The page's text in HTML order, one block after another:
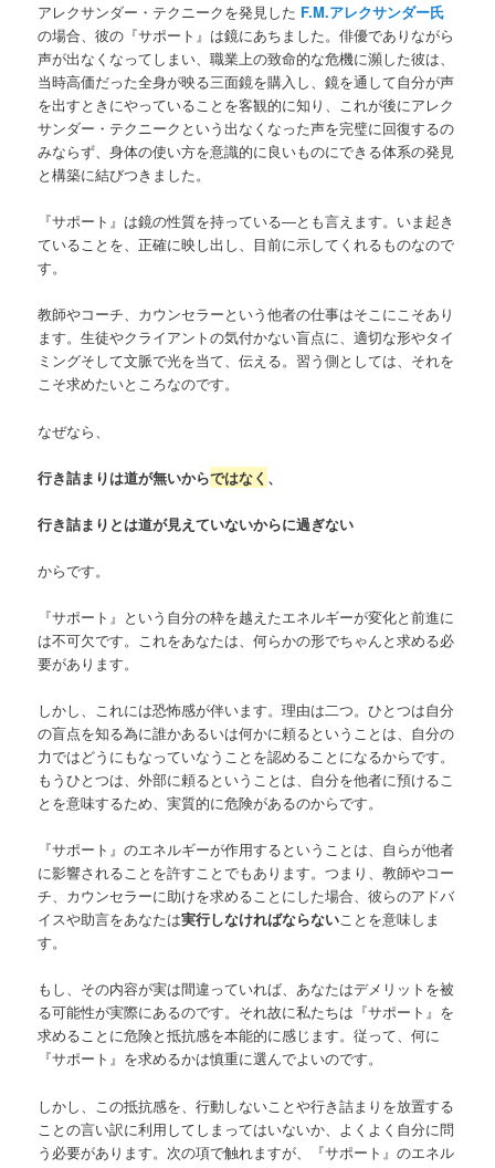
アレクサンダー・テクニークを発見した F.M.アレクサンダー氏
の場合、彼の『サポート』は鏡にあちました。俳優でありながら
声が出なくなってしまい、職業上の致命的な危機に瀕した彼は、
当時高価だった全身が映る三面鏡を購入し、鏡を通して自分が声
を出すときにやっていることを客観的に知り、これが後にアレク
サンダー・テクニークという出なくなった声を完璧に回復するの
みならず、身体の使い方を意識的に良いものにできる体系の発見
と構築に結びつきました。
『サポート』は鏡の性質を持っている―とも言えます。いま起き
ていることを、正確に映し出し、目前に示してくれるものなので
す。
教師やコーチ、カウンセラーという他者の仕事はそこにこそあり
ます。生徒やクライアントの気付かない盲点に、適切な形やタイ
ミングそして文脈で光を当て、伝える。習う側としては、それを
こそ求めたいところなのです。
なぜなら、
行き詰まりは道が無いからではなく 、
行き詰まりとは道が見えていないからに過ぎない
からです。
『サポート』という自分の枠を越えたエネルギーが変化と前進に
は不可欠です。これをあなたは、何らかの形でちゃんと求める必
要があります。
しかし、これには恐怖感が伴います。理由は二つ。ひとつは自分
の盲点を知る為に誰かあるいは何かに頼るということは、自分の
力ではどうにもなっていなうことを認めることになるからです。
もうひとつは、外部に頼るということは、自分を他者に預けるこ
とを意味するため、実質的に危険があるのからです。
『サポート』のエネルギーが作用するということは、自らが他者
に影響されることを許すことでもあります。つまり、教師やコー
チ、カウンセラーに助けを求めることにした場合、彼らのアドバ
イスや助言をあなたは実行しなければならないことを意味しま
す。
もし、その内容が実は間違っていれば、あなたはデメリットを被
る可能性が実際にあるのです。それ故に私たちは『サポート』を
求めることに危険と抵抗感を本能的に感じます。従って、何に
『サポート』を求めるかは慎重に選んでよいのです。
しかし、この抵抗感を、行動しないことや行き詰まりを放置する
ことの言い訳に利用してしまってはいないか、よくよく自分に問
う必要があります。次の項で触れますが、『サポート』のエネル